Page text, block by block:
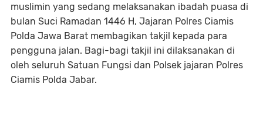
muslimin yang sedang melaksanakan ibadah puasa di
bulan Suci Ramadan 1446 H, Jajaran Polres Ciamis
Polda Jawa Barat membagikan takjil kepada para
pengguna jalan. Bagi-bagi takjil ini dilaksanakan di
oleh seluruh Satuan Fungsi dan Polsek jajaran Polres
Ciamis Polda Jabar.